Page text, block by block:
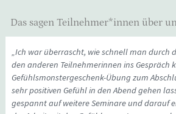
Das sagen Teilnehmer*innen über
„Ich war überrascht, wie schnell man durch
den anderen Teilnehmerinnen ins Gespräch
Gefühlsmonstergeschenk-Übung zum
sehr positiven Gefühl in den Abend gehen
gespannt auf weitere Seminare und darauf